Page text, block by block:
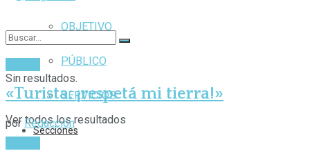
OBJETIVO
PÚBLICO
SERVICIOS
Secciones
Sin resultados.
Ver todos los resultados
«Turista: ¡respetá mi tierra!»
por Redacción